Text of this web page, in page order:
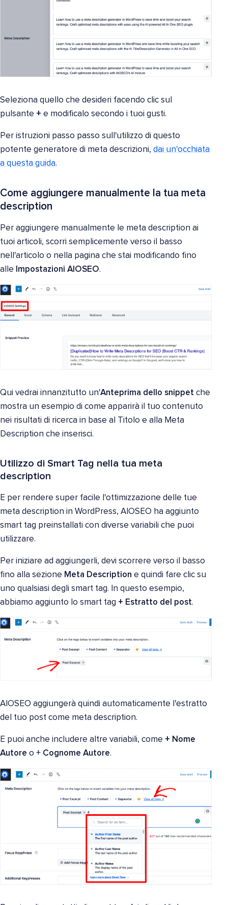
Seleziona quello che desideri facendo clic sul
pulsante + e modificalo secondo i tuoi gusti.
Per istruzioni passo passo sull'utilizzo di questo
potente generatore di meta descrizioni, dai un'occhiata
a questa guida.
Come aggiungere manualmente la tua meta
description
Per aggiungere manualmente le meta description ai
tuoi articoli, scorri semplicemente verso il basso
nell'articolo o nella pagina che stai modificando fino
alle Impostazioni AIOSEO.
Qui vedrai innanzitutto un'Anteprima dello snippet che
mostra un esempio di come apparirà il tuo contenuto
nei risultati di ricerca in base al Titolo e alla Meta
Description che inserisci.
Utilizzo di Smart Tag nella tua meta
description
E per rendere super facile l'ottimizzazione delle tue
meta description in WordPress, AIOSEO ha aggiunto
smart tag preinstallati con diverse variabili che puoi
utilizzare.
Per iniziare ad aggiungerli, devi scorrere verso il basso
fino alla sezione Meta Description e quindi fare clic su
uno qualsiasi degli smart tag. In questo esempio,
abbiamo aggiunto lo smart tag + Estratto del post.
AIOSEO aggiungerà quindi automaticamente l'estratto
del tuo post come meta description.
E puoi anche includere altre variabili, come + Nome
Autore o + Cognome Autore.